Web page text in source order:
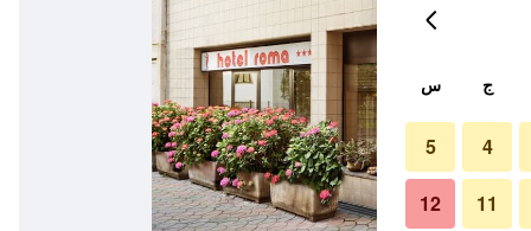
ج س
4
5
11
12